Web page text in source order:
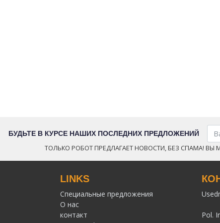
БУДЬТЕ В КУРСЕ НАШИХ ПОСЛЕДНИХ ПРЕДЛОЖЕНИЙ
ТОЛЬКО РОБОТ ПРЕДЛАГАЕТ НОВОСТИ, БЕЗ СПАМА!
LINKS
Специальные предложения
О нас
контакт
Pol.